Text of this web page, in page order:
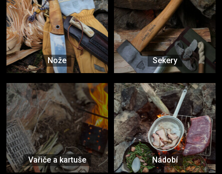
Nože Sekery
Vařiče a kartuše Nádobí